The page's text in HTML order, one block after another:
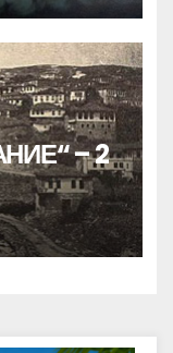
– 2